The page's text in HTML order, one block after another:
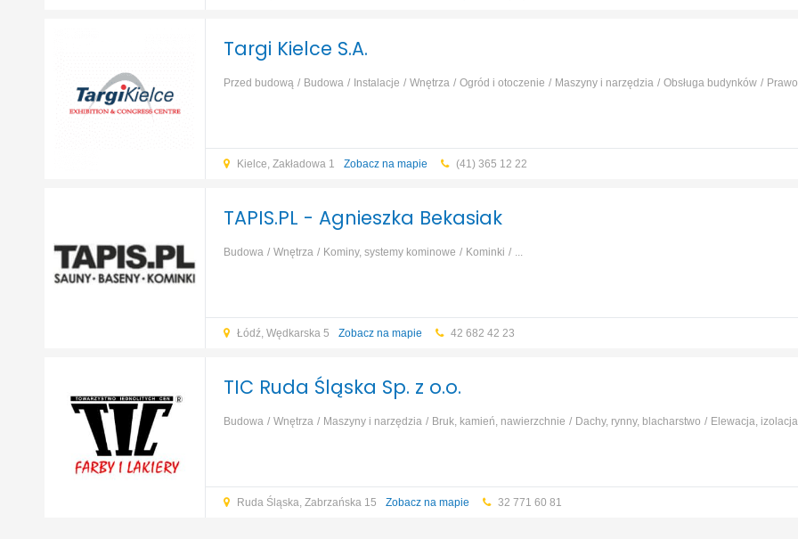
Targi Kielce S.A.
Przed budową Budowa Instalacje Wnętrza Ogród i otoczenie Maszyny i narzędzia Obsługa budynków
Kielce, Zakładowa 1 Zobacz na mapie (41) 365 12 22
TAPIS.PL - Agnieszka Bekasiak
Budowa Wnętrza Kominy, systemy kominowe Kominki ...
Łódź, Wędkarska 5 Zobacz na mapie 42 682 42 23
TIC Ruda Śląska Sp. z o.o.
Budowa Wnętrza Maszyny i narzędzia Bruk, kamień, nawierzchnie Dachy, rynny, blacharstwo
Elewacja,
Ruda Śląska, Zabrzańska 15 Zobacz na mapie 32 771 60 81